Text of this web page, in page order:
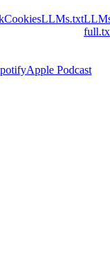
CookiesLLMs.txt
Apple Podcast